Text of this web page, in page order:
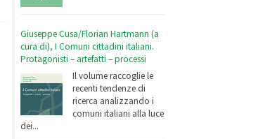
Giuseppe Cusa/Florian Hartmann (a
cura di), I Comuni cittadini italiani.
Protagonisti – artefatti – processi
Il volume raccoglie le
recenti tendenze di
ricerca analizzando i
comuni italiani alla luce
dei...